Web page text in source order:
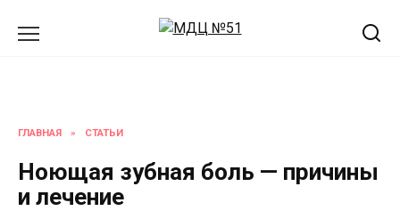
ГЛАВНАЯ » СТАТЬИ
Ноющая зубная боль — причины
и лечение